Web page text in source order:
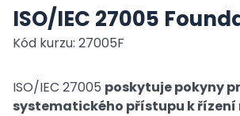
ISO/IEC 27005
Kód kurzu: 27005F
ISO/IEC 27005 poskytuje pokyny
systematického přístupu k řízení